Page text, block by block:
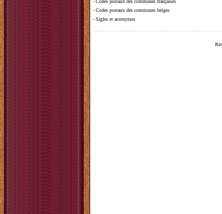
- Codes postaux des communes françaises
- Codes postaux des communes belges
- Sigles et acronymes